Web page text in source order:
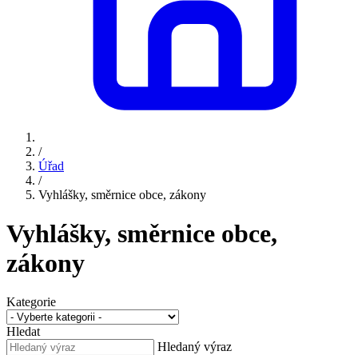
/
Úřad
/
Vyhlášky, směrnice obce, zákony
Vyhlášky, směrnice obce,
zákony
Kategorie
Hledat
Hledaný výraz